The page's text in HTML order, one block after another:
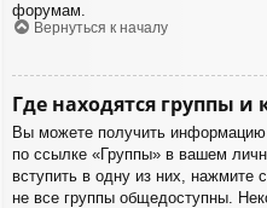
форумам.
Вернуться к началу
Где находятся группы и
Вы можете получить
по ссылке «Группы» в вашем
вступить в одну из них, нажмите
не все группы общедоступны.